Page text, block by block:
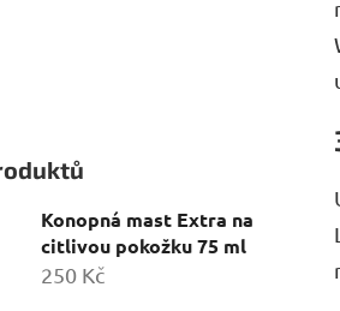
Konopná mast Extra na
citlivou pokožku 75 ml
250 Kč